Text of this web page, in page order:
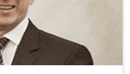
Obecnie ambasador Unii
na Ukrainie.
więcej